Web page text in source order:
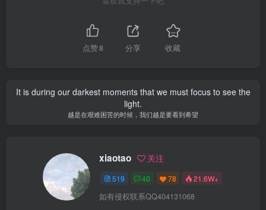
点赞8 分享 收藏
It is during our darkest moments that we must focus to see the
light.
越是在艰难困苦的时候，我们越是要看到希望
xiaotao 关注
519 40 78 21.6W+
如有侵权联系QQ404131068